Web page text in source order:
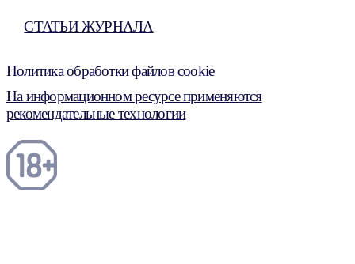
СТАТЬИ ЖУРНАЛА
Политика обработки файлов cookie
На информационном ресурсе применяются
рекомендательные технологии